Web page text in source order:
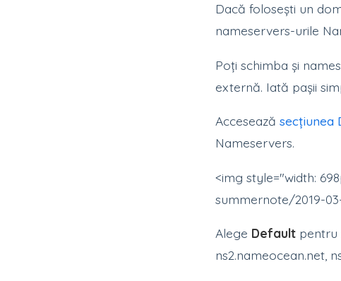
Dacă folosești un
nameservers-urile
Poți schimba și
externă. Iată pașii
Acceseazăsecțiunea
Nameservers.
<img style="width:
summernote/2019-
Alege Default pentru
ns2.nameocean.net,